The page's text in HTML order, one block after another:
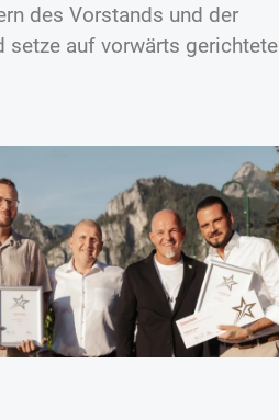
des Vorstands und der
setze auf vorwärts gerichtete